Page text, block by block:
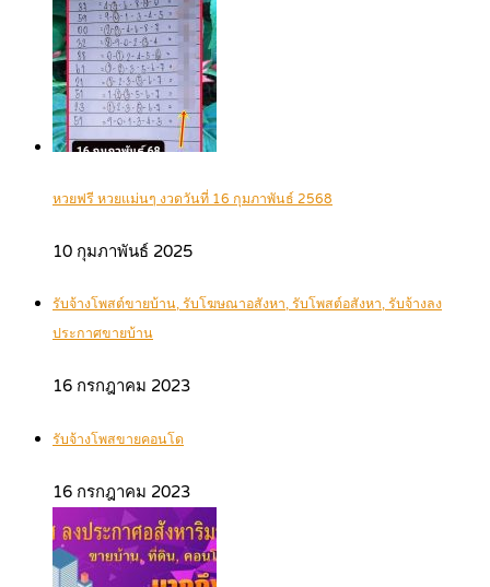
หวยฟรี หวยแม่นๆ งวดวันที่ 16 กุมภาพันธ์ 2568
10 กุมภาพันธ์ 2025
รับจ้างโพสต์ขายบ้าน, รับโฆษณาอสังหา, รับโพสต์อสังหา, รับจ้างลง
ประกาศขายบ้าน
16 กรกฎาคม 2023
รับจ้างโพสขายคอนโด
16 กรกฎาคม 2023